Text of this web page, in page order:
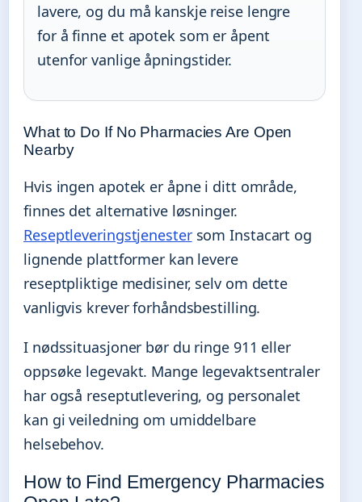
lavere, og du må kanskje reise lengre
for å finne et apotek som er åpent
utenfor vanlige åpningstider.
What to Do If No Pharmacies Are Open
Nearby
Hvis ingen apotek er åpne i ditt område,
finnes det alternative løsninger.
Reseptleveringstjenestersom Instacart og
lignende plattformer kan levere
reseptpliktige medisiner, selv om dette
vanligvis krever forhåndsbestilling.
I nødssituasjoner bør du ringe 911 eller
oppsøke legevakt. Mange legevaktsentraler
har også reseptutlevering, og personalet
kan gi veiledning om umiddelbare
helsebehov.
How to Find Emergency Pharmacies